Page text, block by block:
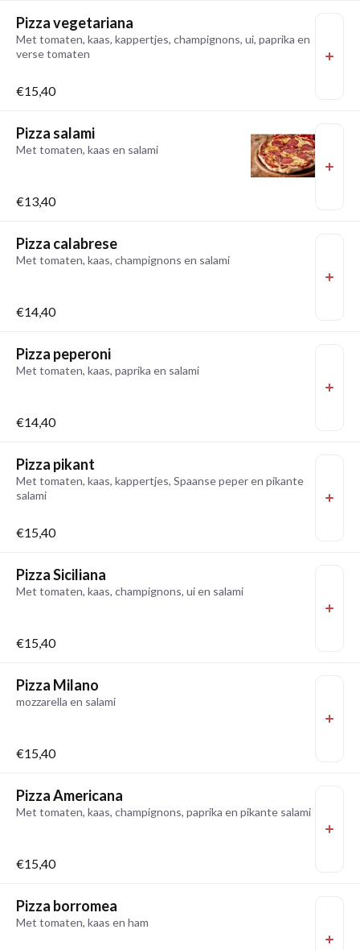
Pizza vegetariana
Met tomaten, kaas, kappertjes, champignons, ui, paprika en
verse tomaten
€15,40
Pizza salami
Met tomaten, kaas en salami
€13,40
Pizza calabrese
Met tomaten, kaas, champignons en salami
€14,40
Pizza peperoni
Met tomaten, kaas, paprika en salami
€14,40
Pizza pikant
Met tomaten, kaas, kappertjes, Spaanse peper en pikante
salami
€15,40
Pizza Siciliana
Met tomaten, kaas, champignons, ui en salami
€15,40
Pizza Milano
mozzarella en salami
€15,40
Pizza Americana
Met tomaten, kaas, champignons, paprika en pikante salami
€15,40
Pizza borromea
Met tomaten, kaas en ham